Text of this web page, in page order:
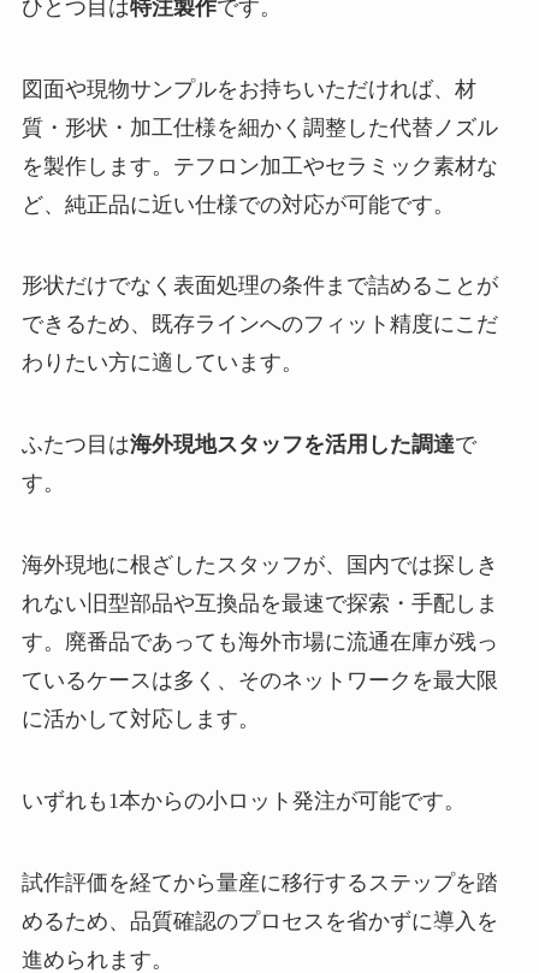
ひとつ目は特注製作です。
図面や現物サンプルをお持ちいただければ、材
質・形状・加工仕様を細かく調整した代替ノズル
を製作します。テフロン加工やセラミック素材な
ど、純正品に近い仕様での対応が可能です。
形状だけでなく表面処理の条件まで詰めることが
できるため、既存ラインへのフィット精度にこだ
わりたい方に適しています。
ふたつ目は海外現地スタッフを活用した調達で
す。
海外現地に根ざしたスタッフが、国内では探しき
れない旧型部品や互換品を最速で探索・手配しま
す。廃番品であっても海外市場に流通在庫が残っ
ているケースは多く、そのネットワークを最大限
に活かして対応します。
いずれも1本からの小ロット発注が可能です。
試作評価を経てから量産に移行するステップを踏
めるため、品質確認のプロセスを省かずに導入を
進められます。